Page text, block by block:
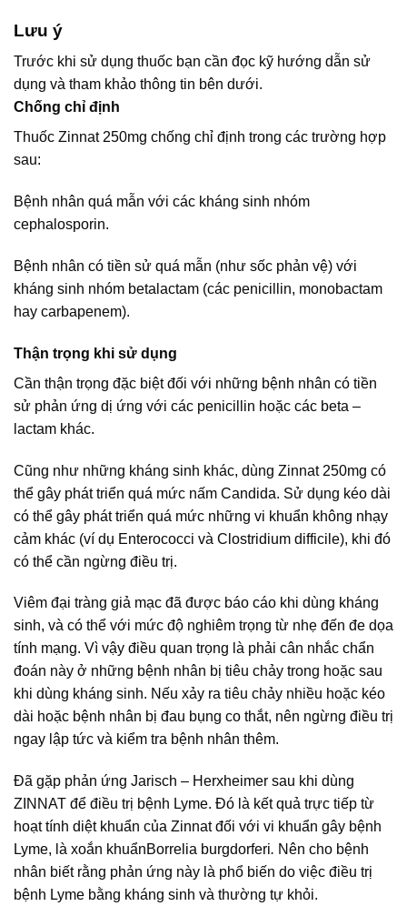
Lưu ý
Trước khi sử dụng thuốc bạn cần đọc kỹ hướng dẫn sử
dụng và tham khảo thông tin bên dưới.
Chống chỉ định
Thuốc Zinnat 250mg chống chỉ định trong các trường hợp
sau:
Bệnh nhân quá mẫn với các kháng sinh nhóm
cephalosporin.
Bệnh nhân có tiền sử quá mẫn (như sốc phản vệ) với
kháng sinh nhóm betalactam (các penicillin, monobactam
hay carbapenem).
Thận trọng khi sử dụng
Cần thận trọng đặc biệt đối với những bệnh nhân có tiền
sử phản ứng dị ứng với các penicillin hoặc các beta –
lactam khác.
Cũng như những kháng sinh khác, dùng Zinnat 250mg có
thể gây phát triển quá mức nấm Candida. Sử dụng kéo dài
có thể gây phát triển quá mức những vi khuẩn không nhạy
cảm khác (ví dụ Enterococci và Clostridium difficile), khi đó
có thể cần ngừng điều trị.
Viêm đại tràng giả mạc đã được báo cáo khi dùng kháng
sinh, và có thể với mức độ nghiêm trọng từ nhẹ đến đe dọa
tính mạng. Vì vậy điều quan trọng là phải cân nhắc chẩn
đoán này ở những bệnh nhân bị tiêu chảy trong hoặc sau
khi dùng kháng sinh. Nếu xảy ra tiêu chảy nhiều hoặc kéo
dài hoặc bệnh nhân bị đau bụng co thắt, nên ngừng điều trị
ngay lập tức và kiểm tra bệnh nhân thêm.
Đã gặp phản ứng Jarisch – Herxheimer sau khi dùng
ZINNAT để điều trị bệnh Lyme. Đó là kết quả trực tiếp từ
hoạt tính diệt khuẩn của Zinnat đối với vi khuẩn gây bệnh
Lyme, là xoắn khuẩnBorrelia burgdorferi. Nên cho bệnh
nhân biết rằng phản ứng này là phổ biến do việc điều trị
bệnh Lyme bằng kháng sinh và thường tự khỏi.